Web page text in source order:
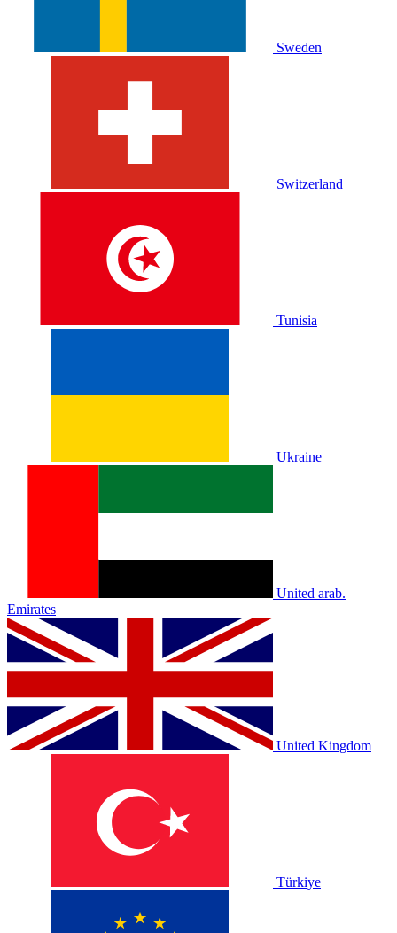
Sweden
Switzerland
Tunisia
Ukraine
United arab.
Emirates
United Kingdom
Türkiye